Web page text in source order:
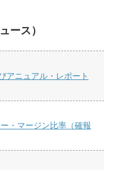
ース）
アニュアル・レポート
・マージン比率（確報